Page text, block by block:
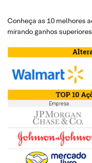
Conheça as 10 melhores
mirando ganhos